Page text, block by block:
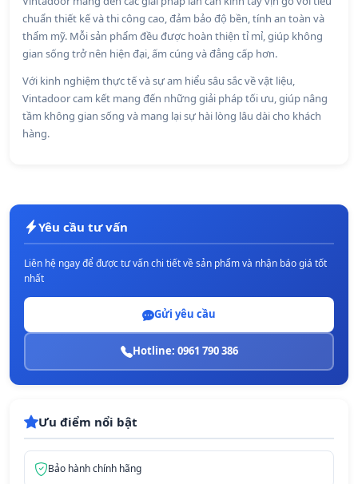
chuẩn thiết kế và thi công cao, đảm bảo độ bền, tính an toàn và
thẩm mỹ. Mỗi sản phẩm đều được hoàn thiện tỉ mỉ, giúp không
gian sống trở nên hiện đại, ấm cúng và đẳng cấp hơn.
Với kinh nghiệm thực tế và sự am hiểu sâu sắc về vật liệu,
Vintadoor cam kết mang đến những giải pháp tối ưu, giúp nâng
tầm không gian sống và mang lại sự hài lòng lâu dài cho khách
hàng.
Yêu cầu tư vấn
Liên hệ ngay để được tư vấn chi tiết về sản phẩm và nhận báo giá tốt
nhất
Gửi yêu cầu
Hotline: 0961 790 386
Ưu điểm nổi bật
Bảo hành chính hãng